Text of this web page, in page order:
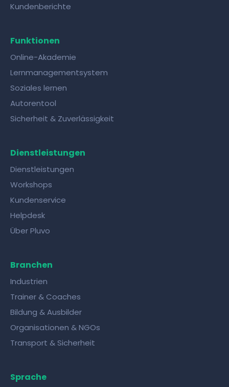
Kundenberichte
Funktionen
Online-Akademie
Lernmanagementsystem
Soziales lernen
Autorentool
Sicherheit & Zuverlässigkeit
Dienstleistungen
Dienstleistungen
Workshops
Kundenservice
Helpdesk
Über Pluvo
Branchen
Industrien
Trainer & Coaches
Bildung & Ausbilder
Organisationen & NGOs
Transport & Sicherheit
Sprache